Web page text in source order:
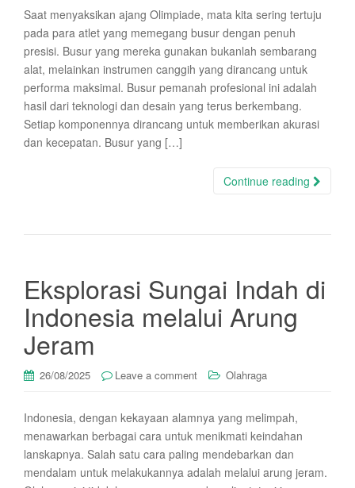
Saat menyaksikan ajang Olimpiade, mata kita sering tertuju
pada para atlet yang memegang busur dengan penuh
presisi. Busur yang mereka gunakan bukanlah sembarang
alat, melainkan instrumen canggih yang dirancang untuk
performa maksimal. Busur pemanah profesional ini adalah
hasil dari teknologi dan desain yang terus berkembang.
Setiap komponennya dirancang untuk memberikan akurasi
dan kecepatan. Busur yang […]
Continue reading
Eksplorasi Sungai Indah di
Indonesia melalui Arung
Jeram
26/08/2025 Leave a comment Olahraga
Indonesia, dengan kekayaan alamnya yang melimpah,
menawarkan berbagai cara untuk menikmati keindahan
lanskapnya. Salah satu cara paling mendebarkan dan
mendalam untuk melakukannya adalah melalui arung jeram.